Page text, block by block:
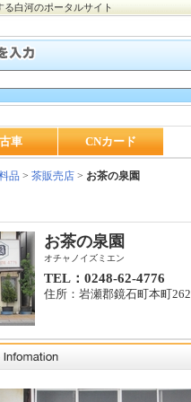
白河のポータルサイト
車 CNカード
品 > 茶販売店 > お茶の泉園
お茶の泉園
オチャノイズミエン
TEL：0248-62-4776
住所：岩瀬郡鏡石町本町262